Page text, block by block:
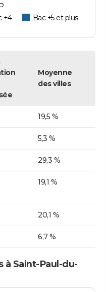
+4 Bac +5 et plus
Moyenne
des villes
19,5 %
5,3 %
29,3 %
19,1 %
20,1 %
6,7 %
Saint-Paul-du-